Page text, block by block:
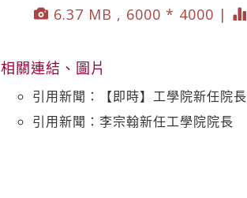
6.37 MB , 6000 * 4000 |
相關連結、圖片
引用新聞：【即時】工學院新任院
引用新聞：李宗翰新任工學院院長